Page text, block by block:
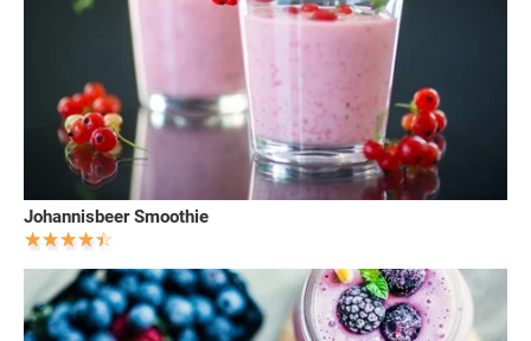
Johannisbeer Smoothie